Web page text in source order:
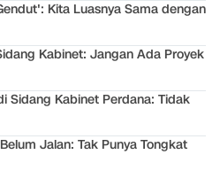
Kita Luasnya Sama dengan
Kabinet: Jangan Ada Proyek
Sidang Kabinet Perdana: Tidak
Jalan: Tak Punya Tongkat